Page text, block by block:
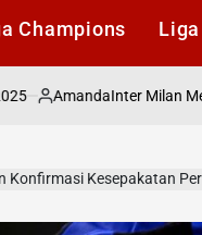
Champions Liga
Inter Milan Menjelajahi
Kesepakatan